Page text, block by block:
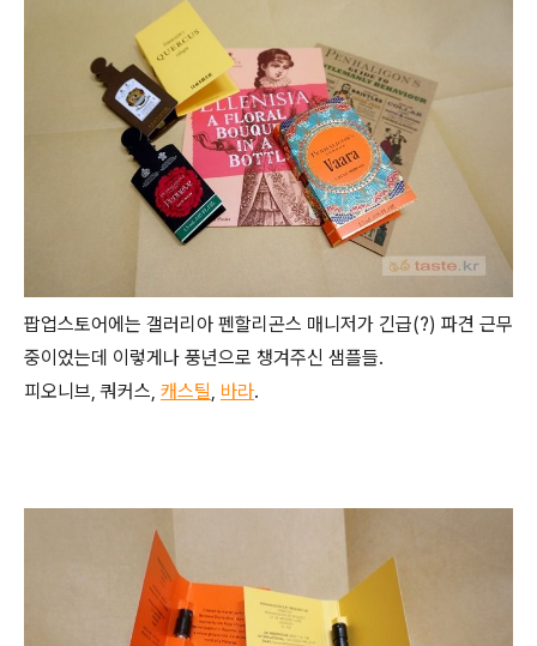
팝업스토어에는 갤러리아 펜할리곤스 매니저가 긴급(?) 파견 근무
중이었는데 이렇게나 풍년으로 챙겨주신 샘플들.
피오니브, 쿼커스, 캐스틸, 바라.